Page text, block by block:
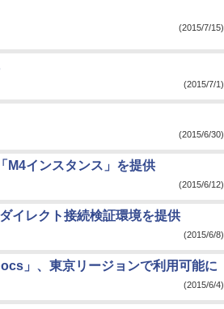
(2015/7/15)
(2015/7/1)
(2015/6/30)
M4インスタンス」を提供
(2015/6/12)
イレクト接続検証環境を提供
(2015/6/8)
」、東京リージョンで利用可能に
(2015/6/4)